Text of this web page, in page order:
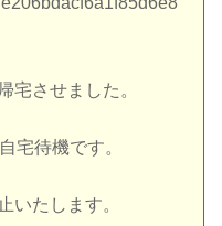
宅させました。
宅待機です。
いたします。